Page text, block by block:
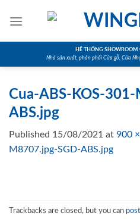
HỆ THỐNG
Nhà sản xuất, phân phối Cửa gỗ, Cửa
Cua-ABS-KOS-
ABS.jpg
Published 15/08/2021 at 900
M8707.jpg-SGD-ABS.jpg
Trackbacks are closed, but you can